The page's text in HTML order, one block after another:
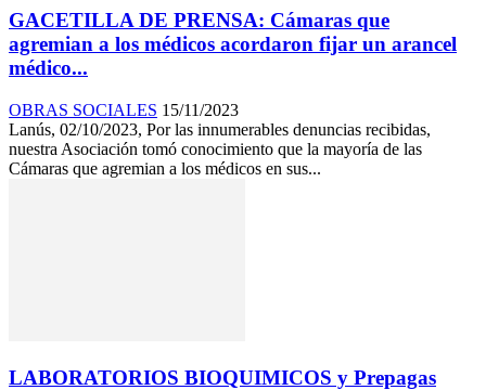
GACETILLA DE PRENSA: Cámaras que
agremian a los médicos acordaron fijar un arancel
médico...
OBRAS SOCIALES 15/11/2023
Lanús, 02/10/2023, Por las innumerables denuncias recibidas,
nuestra Asociación tomó conocimiento que la mayoría de las
Cámaras que agremian a los médicos en sus...
LABORATORIOS BIOQUIMICOS y Prepagas